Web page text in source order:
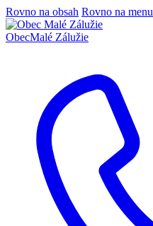
Rovno na obsah Rovno na menu
ObecMalé Zálužie